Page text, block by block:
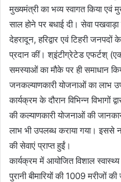
मुख्यमंत्री का भव्य स्वागत किया
साल होने पर बधाई दी। सेवा
देहरादून, हरिद्वार एवं टिहरी
प्रदान कीं। श्इंटीग्रेटेड एफर्टश्
समस्याओं का मौके पर ही समाधान
जनकल्याणकारी योजनाओं का लाभ
कार्यक्रम के दौरान विभिन्न विभागों
की कल्याणकारी योजनाओं की
लाभ भी उपलब्ध कराया गया। इससे
की सेवाएं प्राप्त हुईं।
कार्यक्रम में आयोजित विशाल स्वास्थ्य
पुरानी बीमारियों की 1009 मरीजों